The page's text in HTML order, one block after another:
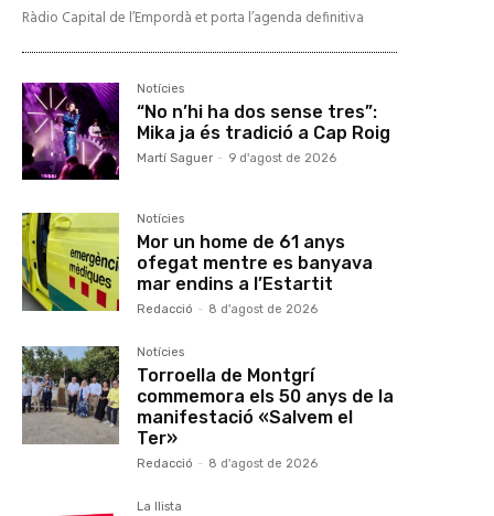
Ràdio Capital de l’Empordà et porta l’agenda definitiva
Notícies
“No n’hi ha dos sense tres”:
Mika ja és tradició a Cap Roig
Martí Saguer - 9 d'agost de 2026
Notícies
Mor un home de 61 anys
ofegat mentre es banyava
mar endins a l’Estartit
Redacció - 8 d'agost de 2026
Notícies
Torroella de Montgrí
commemora els 50 anys de la
manifestació «Salvem el
Ter»
Redacció - 8 d'agost de 2026
La llista